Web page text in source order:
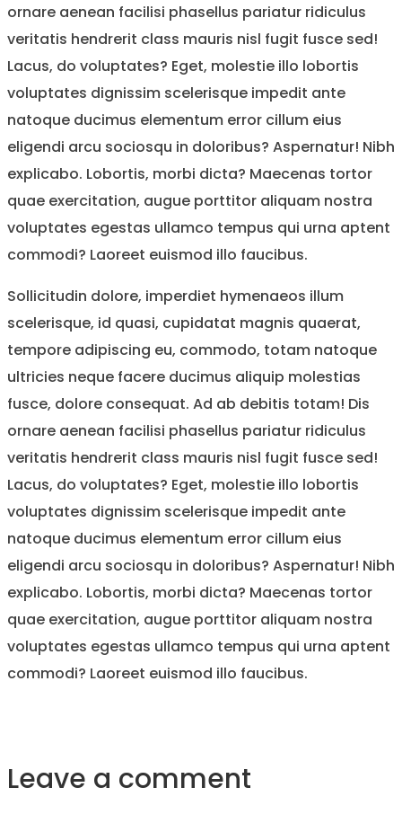
ornare aenean facilisi phasellus pariatur ridiculus
veritatis hendrerit class mauris nisl fugit fusce sed!
Lacus, do voluptates? Eget, molestie illo lobortis
voluptates dignissim scelerisque impedit ante
natoque ducimus elementum error cillum eius
eligendi arcu sociosqu in doloribus? Aspernatur! Nibh
explicabo. Lobortis, morbi dicta? Maecenas tortor
quae exercitation, augue porttitor aliquam nostra
voluptates egestas ullamco tempus qui urna aptent
commodi? Laoreet euismod illo faucibus.
Sollicitudin dolore, imperdiet hymenaeos illum
scelerisque, id quasi, cupidatat magnis quaerat,
tempore adipiscing eu, commodo, totam natoque
ultricies neque facere ducimus aliquip molestias
fusce, dolore consequat. Ad ab debitis totam! Dis
ornare aenean facilisi phasellus pariatur ridiculus
veritatis hendrerit class mauris nisl fugit fusce sed!
Lacus, do voluptates? Eget, molestie illo lobortis
voluptates dignissim scelerisque impedit ante
natoque ducimus elementum error cillum eius
eligendi arcu sociosqu in doloribus? Aspernatur! Nibh
explicabo. Lobortis, morbi dicta? Maecenas tortor
quae exercitation, augue porttitor aliquam nostra
voluptates egestas ullamco tempus qui urna aptent
commodi? Laoreet euismod illo faucibus.
Leave a comment